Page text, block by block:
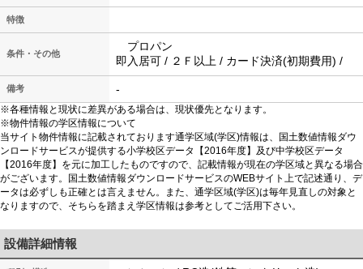
特徴
条件・その他
プロパン
即入居可 / ２Ｆ以上 / カード決済(初期費用) /
備考 -
※各種情報と現状に差異がある場合は、現状優先となります。
※物件情報の学区情報について
当サイト物件情報に記載されております通学区域(学区)情報は、国土数値情報ダウ
ンロードサービスが提供する小学校区データ【2016年度】及び中学校区データ
【2016年度】を元に加工したものですので、記載情報が現在の学区域と異なる場合
がございます。国土数値情報ダウンロードサービスのWEBサイト上で記述通り、デ
ータは必ずしも正確とは言えません。また、通学区域(学区)は毎年見直しの対象と
なりますので、そちらを踏まえ学区情報は参考としてご活用下さい。
設備詳細情報